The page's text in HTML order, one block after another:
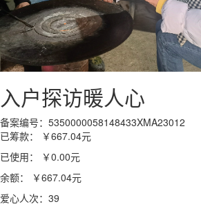
入户探访暖人心
备案编号：5350000058148433XMA23012
已筹款：
￥667.04元
已使用：
￥0.00元
余额：
￥667.04元
爱心人次：39